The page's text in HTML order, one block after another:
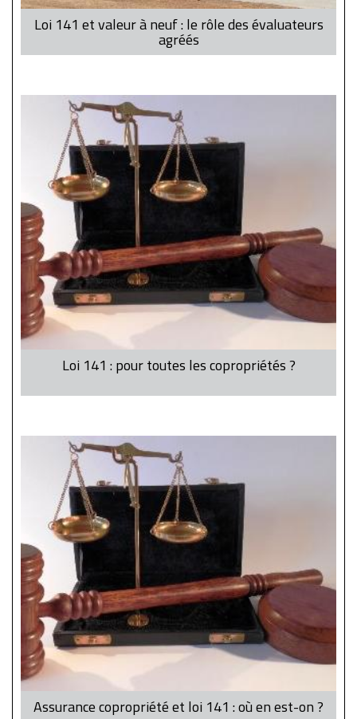
Loi 141 et valeur à neuf : le rôle des évaluateurs
agréés
Loi 141 : pour toutes les copropriétés ?
Assurance copropriété et loi 141 : où en est-on ?